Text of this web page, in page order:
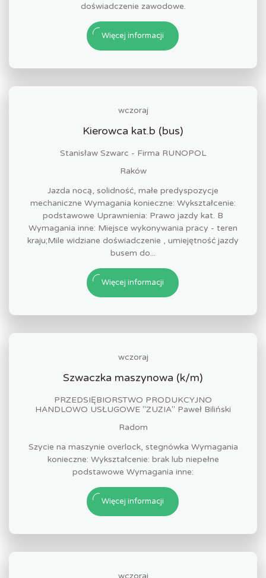
doświadczenie zawodowe.
Więcej informacji
wczoraj
Kierowca kat.b (bus)
Stanisław Szwarc - Firma RUNOPOL
Raków
Jazda nocą, solidność, małe predyspozycje
mechaniczne Wymagania konieczne: Wykształcenie:
podstawowe Uprawnienia: Prawo jazdy kat. B
Wymagania inne: Miejsce wykonywania pracy - teren
kraju;Mile widziane doświadczenie , umiejętność jazdy
busem do...
Więcej informacji
wczoraj
Szwaczka maszynowa (k/m)
PRZEDSIĘBIORSTWO PRODUKCYJNO
HANDLOWO USŁUGOWE "ZUZIA" Paweł Biliński
Radom
Szycie na maszynie overlock, stegnówka Wymagania
konieczne: Wykształcenie: brak lub niepełne
podstawowe Wymagania inne:
Więcej informacji
wczoraj